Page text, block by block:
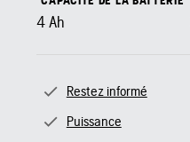
4Ah
Restez informé
Puissance